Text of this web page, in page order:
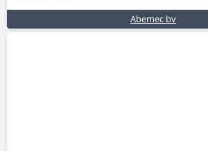
Abemec bv